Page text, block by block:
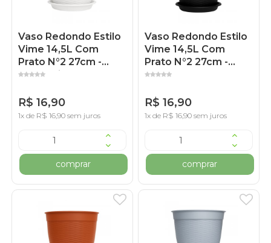
Vaso Redondo Estilo
Vime 14,5L Com
Prato N°2 27cm -
Marmorizado
R$ 16,90
1x de R$ 16,90 sem juros
comprar
Vaso Redondo Estilo
Vime 14,5L Com
Prato N°2 27cm -
Preto
R$ 16,90
1x de R$ 16,90 sem juros
comprar